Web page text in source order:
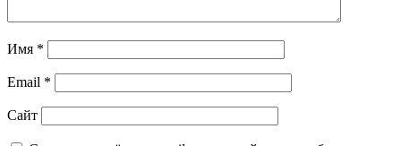
Имя *
Email *
Сайт